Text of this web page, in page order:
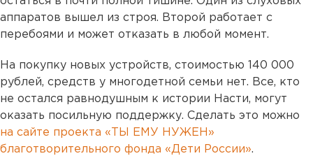
аппаратов вышел из строя. Второй работает с
перебоями и может отказать в любой момент.
На покупку новых устройств, стоимостью 140 000
рублей, средств у многодетной семьи нет. Все, кто
не остался равнодушным к истории Насти, могут
оказать посильную поддержку. Сделать это можно
на сайте проекта «ТЫ ЕМУ НУЖЕН»
благотворительного фонда «Дети России».